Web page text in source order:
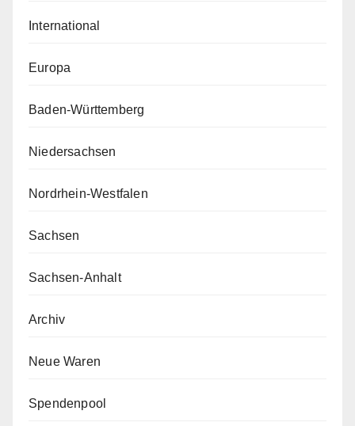
International
Europa
Baden-Württemberg
Niedersachsen
Nordrhein-Westfalen
Sachsen
Sachsen-Anhalt
Archiv
Neue Waren
Spendenpool